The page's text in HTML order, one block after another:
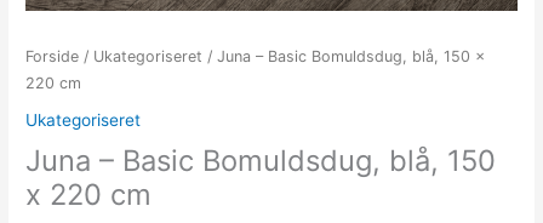
Forside / Ukategoriseret / Juna – Basic Bomuldsdug, blå, 150 x
220 cm
Ukategoriseret
Juna – Basic Bomuldsdug, blå, 150
x 220 cm